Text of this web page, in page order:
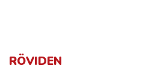
RÖVIDEN